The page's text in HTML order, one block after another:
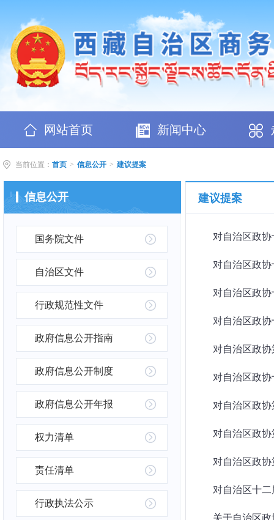
网站首页 新闻中心
当前位置： 首页 > 信息公开 > 建议提案
信息公开
国务院文件
自治区文件
行政规范性文件
政府信息公开指南
政府信息公开制度
政府信息公开年报
权力清单
责任清单
行政执法公示
建议提案
对自治区政
对自治区政
对自治区政
对自治区政
对自治区政
对自治区政
对自治区政
对自治区政
对自治区政
对自治区十
关于自治区